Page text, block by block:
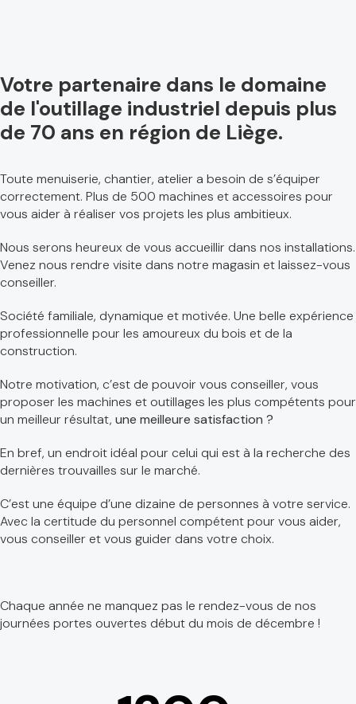
Votre partenaire dans le domaine
de l'outillage industriel depuis plus
de 70 ans en région de Liège.
Toute menuiserie, chantier, atelier a besoin de s’équiper
correctement. Plus de 500 machines et accessoires pour
vous aider à réaliser vos projets les plus ambitieux.
Nous serons heureux de vous accueillir dans nos installations.
Venez nous rendre visite dans notre magasin et laissez-vous
conseiller.
Société familiale, dynamique et motivée. Une belle expérience
professionnelle pour les amoureux du bois et de la
construction.
Notre motivation, c’est de pouvoir vous conseiller, vous
proposer les machines et outillages les plus compétents pour
un meilleur résultat, une meilleure satisfaction ?
En bref, un endroit idéal pour celui qui est à la recherche des
dernières trouvailles sur le marché.
C’est une équipe d’une dizaine de personnes à votre service.
Avec la certitude du personnel compétent pour vous aider,
vous conseiller et vous guider dans votre choix.
Chaque année ne manquez pas le rendez-vous de nos
journées portes ouvertes début du mois de décembre !